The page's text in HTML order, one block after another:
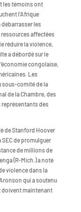
les témoins ont
l'Afrique
les
affectées
réduire la violence,
a débordé sur le
congolaise,
Les
sous-comité de la
de la Chambre, des
des
de Stanford Hoover
de promulguer
de millions de
(R-Mich.) a noté
violence dans la
qui a soutenu
doivent maintenant